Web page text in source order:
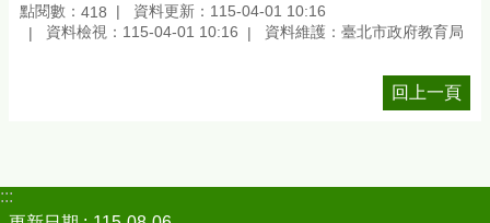
點閱數： 418
資料更新：115-04-01 10:16
資料檢視：115-04-01 10:16
資料維護：臺北市政府教育局
回上一頁
:::